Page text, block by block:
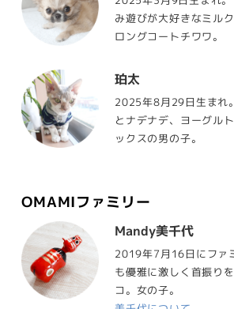
み遊びが大好きなミル
ロングコートチワワ。
珀太
2025年8月29日生まれ
とナデナデ、ヨーグル
ックスの男の子。
OMAMIファミリー
Mandy美千代
2019年7月16日にファ
も優雅に激しく首振り
コ。女の子。